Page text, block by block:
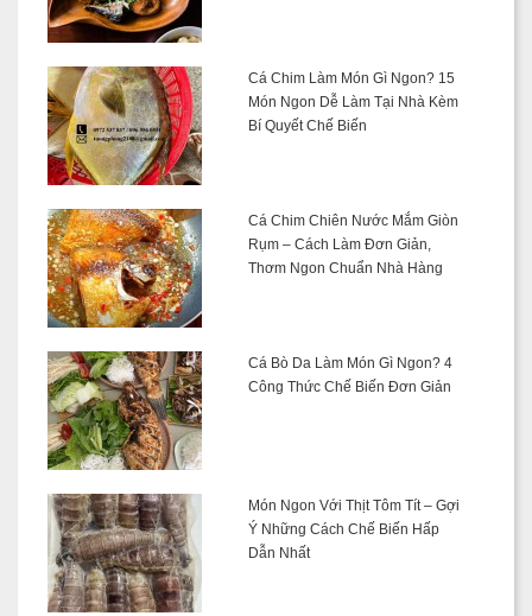
Cá Chim Làm Món Gì Ngon? 15
Món Ngon Dễ Làm Tại Nhà Kèm
Bí Quyết Chế Biến
Cá Chim Chiên Nước Mắm Giòn
Rụm – Cách Làm Đơn Giản,
Thơm Ngon Chuẩn Nhà Hàng
Cá Bò Da Làm Món Gì Ngon? 4
Công Thức Chế Biến Đơn Giản
Món Ngon Với Thịt Tôm Tít – Gợi
Ý Những Cách Chế Biến Hấp
Dẫn Nhất